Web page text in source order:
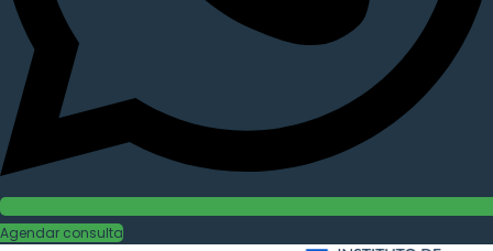
Agendar consulta